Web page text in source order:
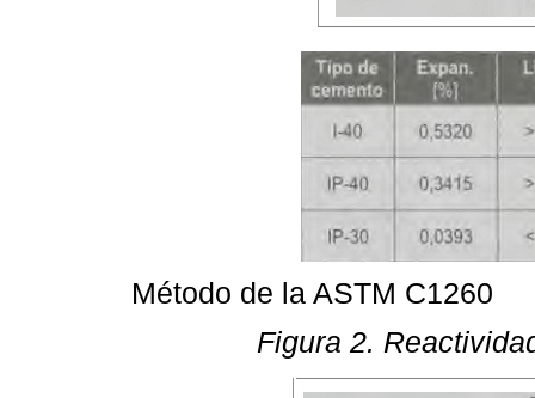
Método de la ASTM C1260
Figura 2.